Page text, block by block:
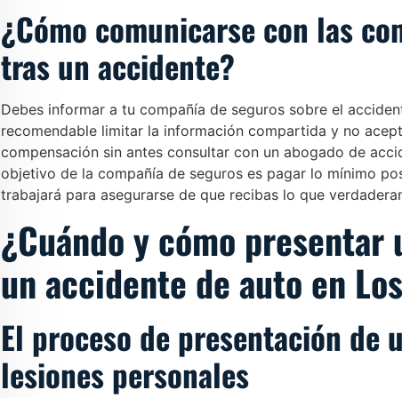
¿Cómo comunicarse con las
tras un accidente?
Debes informar a tu compañía de seguros sobre el
recomendable limitar la información compartida y no
compensación sin antes consultar con un abogado de
objetivo de la compañía de seguros es pagar lo mínimo
trabajará para asegurarse de que recibas lo que
¿Cuándo y cómo presentar
un accidente de auto en
El proceso de presentación de
lesiones personales